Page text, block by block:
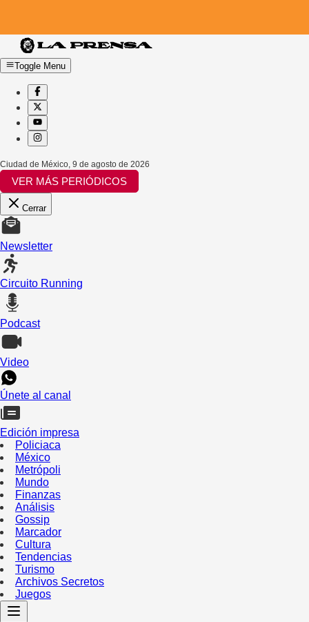
Toggle Menu
Ciudad de México 9 de agosto de 2026
VER MÁS PERIÓDICOS
Cerrar
Newsletter
Circuito Running
Podcast
Video
Únete al canal
Edición impresa
Policiaca
México
Metrópoli
Mundo
Finanzas
Análisis
Gossip
Marcador
Cultura
Tendencias
Turismo
Archivos Secretos
Juegos